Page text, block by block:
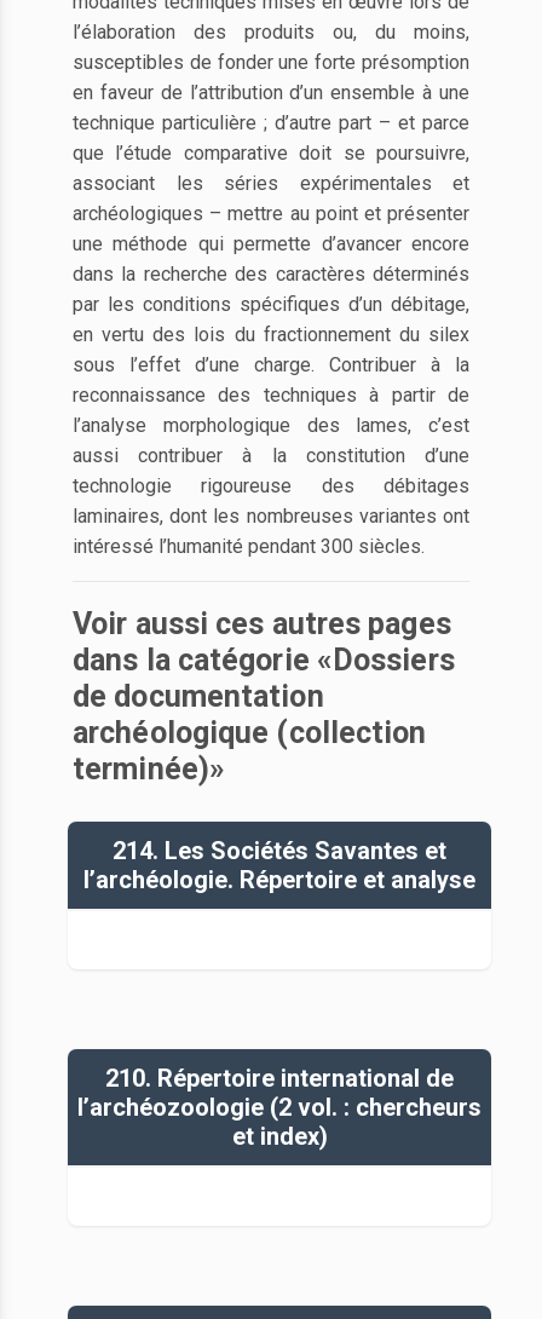
l’élaboration des produits ou, du moins,
susceptibles de fonder une forte présomption
en faveur de l’attribution d’un ensemble à une
technique particulière ; d’autre part – et parce
que l’étude comparative doit se poursuivre,
associant les séries expérimentales et
archéologiques – mettre au point et présenter
une méthode qui permette d’avancer encore
dans la recherche des caractères déterminés
par les conditions spécifiques d’un débitage,
en vertu des lois du fractionnement du silex
sous l’effet d’une charge. Contribuer à la
reconnaissance des techniques à partir de
l’analyse morphologique des lames, c’est
aussi contribuer à la constitution d’une
technologie rigoureuse des débitages
laminaires, dont les nombreuses variantes ont
intéressé l’humanité pendant 300 siècles.
Voir aussi ces autres pages
dans la catégorie «Dossiers
de documentation
archéologique (collection
terminée)»
214. Les Sociétés Savantes et
l’archéologie. Répertoire et analyse
210. Répertoire international de
l’archéozoologie (2 vol. : chercheurs
et index)